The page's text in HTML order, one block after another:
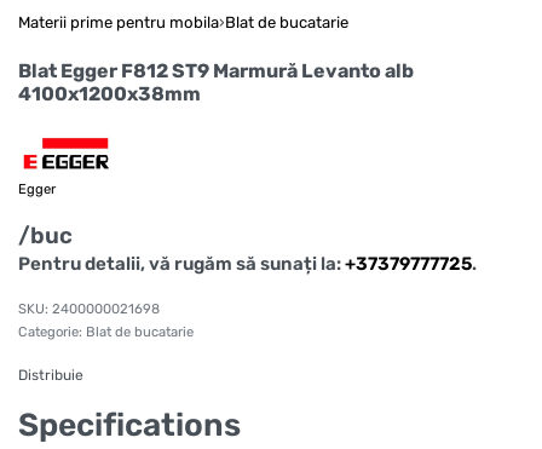
Materii prime pentru mobila›Blat de bucatarie
Blat Egger F812 ST9 Marmură Levanto alb
4100x1200x38mm
Egger
/buc
Pentru detalii, vă rugăm să sunați la:+37379777725.
2400000021698
Categorie: Blat de bucatarie
Distribuie
Specifications